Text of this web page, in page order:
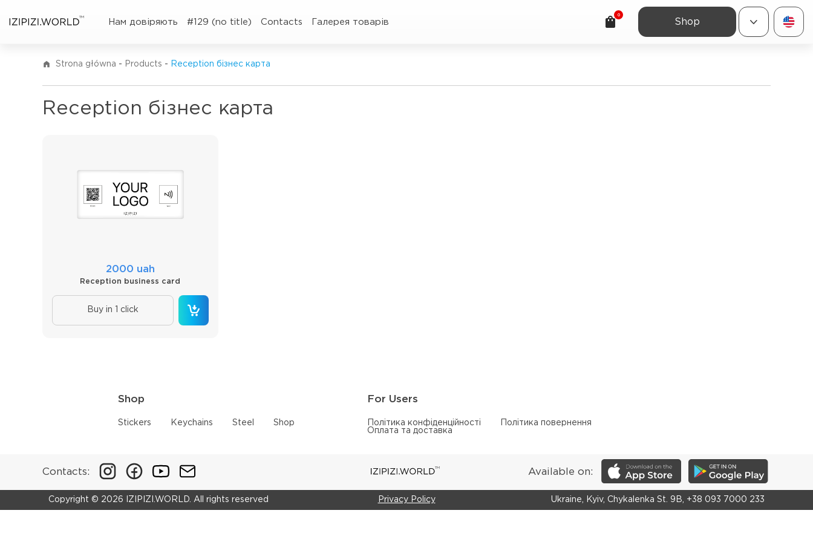
TM
Нам довіряють #129 (no title) Contacts Галерея товарів
0
Shop
Strona główna - Products - Reception бізнес карта
Reception бізнес карта
2000 uah
Reception business card
Buy in 1 click
Shop
Stickers Keychains Steel Shop
For Users
Політика конфіденційності
Політика повернення
Оплата та доставка
Contacts: TM Available on:
Copyright © 2026 IZIPIZI.WORLD. All rights reserved Privacy Policy Ukraine, Kyiv, Chykalenka St. 9B, +38 093 7000 233